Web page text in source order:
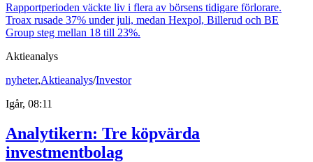
Rapportperioden väckte liv i flera av börsens tidigare förlorare.
Troax rusade 37% under juli, medan Hexpol, Billerud och BE
Group steg mellan 18 till 23%.
Aktieanalys
nyheter,Aktieanalys/Investor
Igår, 08:11
Analytikern: Tre köpvärda
investmentbolag